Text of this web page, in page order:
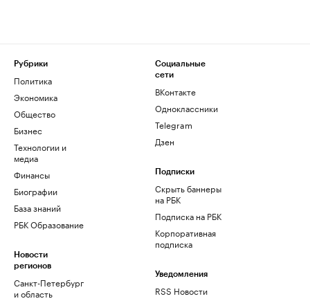
Рубрики
Политика
Экономика
Общество
Бизнес
Технологии и
медиа
Финансы
Биографии
База знаний
РБК Образование
Новости
регионов
Санкт-Петербург
и область
Социальные
сети
ВКонтакте
Одноклассники
Telegram
Дзен
Подписки
Скрыть баннеры
на РБК
Подписка на РБК
Корпоративная
подписка
Уведомления
RSS Новости